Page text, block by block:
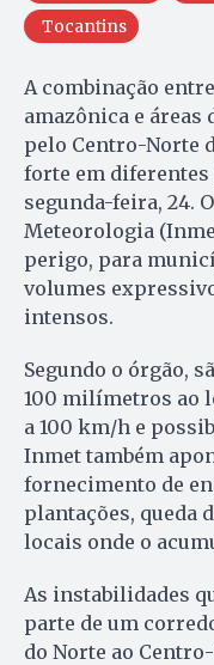
Tocantins
A combinação
amazônica e áreas
pelo Centro-Norte
forte em
segunda-feira, 24.
Meteorologia
perigo, para
volumes
intensos.
Segundo o órgão,
100 milímetros ao
a 100 km/h e
Inmet também
fornecimento de
plantações, queda
locais onde o
As instabilidades
parte de um
do Norte ao